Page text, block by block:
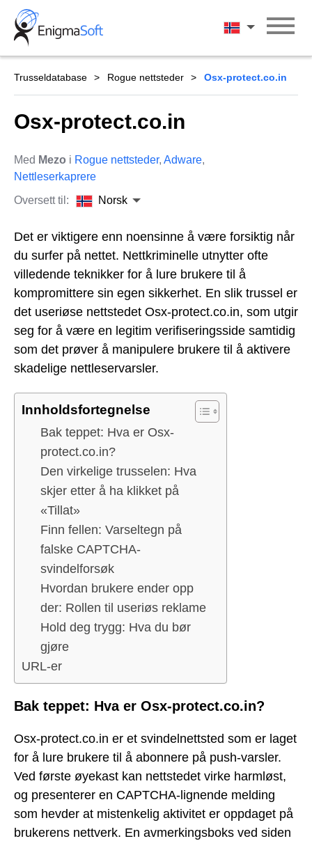
Skip
content
Norsk
Trusseldatabase Rogue nettsteder Osx-protect.co.in
Osx-protect.co.in
Med Mezo i Rogue nettsteder, Adware,
Nettleserkaprere
Oversett til:
Norsk
Det er viktigere enn noensinne å være forsiktig når
du surfer på nettet. Nettkriminelle utnytter ofte
villedende teknikker for å lure brukere til å
kompromittere sin egen sikkerhet. En slik trussel er
det useriøse nettstedet Osx-protect.co.in, som utgir
seg for å være en legitim verifiseringsside samtidig
som det prøver å manipulere brukere til å aktivere
skadelige nettleservarsler.
Innholdsfortegnelse
Bak teppet: Hva er Osx-
protect.co.in?
Den virkelige trusselen: Hva
skjer etter å ha klikket på
«Tillat»
Finn fellen: Varseltegn på
falske CAPTCHA-
svindelforsøk
Hvordan brukere ender opp
der: Rollen til useriøs reklame
Hold deg trygg: Hva du bør
gjøre
URL-er
Bak teppet: Hva er Osx-protect.co.in?
Osx-protect.co.in er et svindelnettsted som er laget
for å lure brukere til å abonnere på push-varsler.
Ved første øyekast kan nettstedet virke harmløst,
og presenterer en CAPTCHA-lignende melding
som hevder at mistenkelig aktivitet er oppdaget på
brukerens nettverk. En avmerkingsboks ved siden